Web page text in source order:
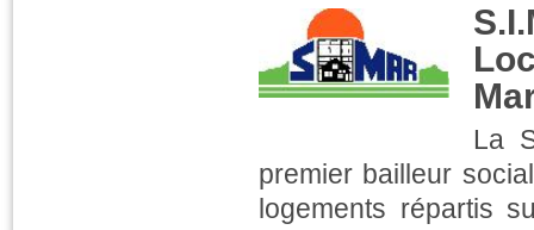
La
premier bailleur
logements répartis